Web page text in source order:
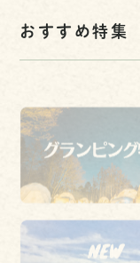
おすすめ特集